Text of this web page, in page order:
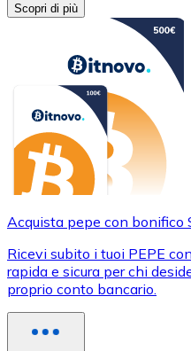
Scopri di più
Acquista pepe con bonifico
Ricevi subito i tuoi PEPE
rapida e sicura per chi
proprio conto bancario.